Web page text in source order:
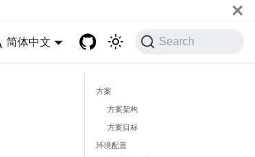
简体中文 Search
方案
方案架构
方案目标
环境配置